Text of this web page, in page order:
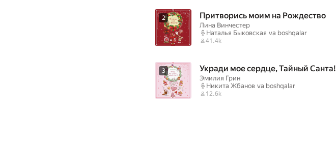
2 Притворись моим на Рождество
Лина Винчестер
Наталья Быковская va boshqalar
41.4k
3 Укради мое сердце, Тайный Санта!
Эмилия Грин
Никита Жбанов va boshqalar
12.6k